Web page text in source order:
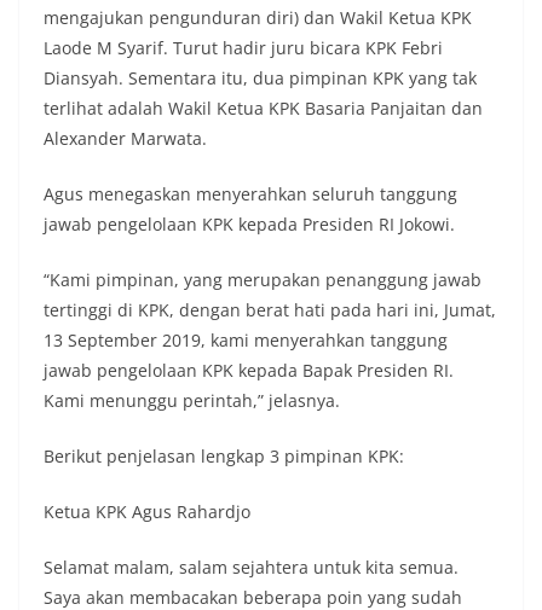
mengajukan pengunduran diri) dan Wakil Ketua KPK
Laode M Syarif. Turut hadir juru bicara KPK Febri
Diansyah. Sementara itu, dua pimpinan KPK yang tak
terlihat adalah Wakil Ketua KPK Basaria Panjaitan dan
Alexander Marwata.
Agus menegaskan menyerahkan seluruh tanggung
jawab pengelolaan KPK kepada Presiden RI Jokowi.
“Kami pimpinan, yang merupakan penanggung jawab
tertinggi di KPK, dengan berat hati pada hari ini, Jumat,
13 September 2019, kami menyerahkan tanggung
jawab pengelolaan KPK kepada Bapak Presiden RI.
Kami menunggu perintah,” jelasnya.
Berikut penjelasan lengkap 3 pimpinan KPK:
Ketua KPK Agus Rahardjo
Selamat malam, salam sejahtera untuk kita semua.
Saya akan membacakan beberapa poin yang sudah